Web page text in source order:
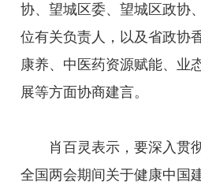
协、望城区委、望城区政协
位有关负责人，以及省政协
康养、中医药资源赋能、业
展等方面协商建言。
肖百灵表示，要深入贯
全国两会期间关于健康中国